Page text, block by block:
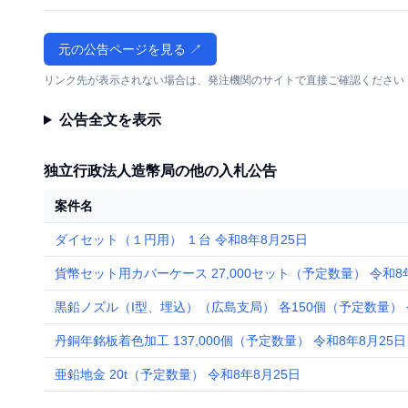
元の公告ページを見る ↗
リンク先が表示されない場合は、発注機関のサイトで直接ご確認ください
公告全文を表示
独立行政法人造幣局の他の入札公告
案件名
ダイセット（１円用） １台 令和8年8月25日
貨幣セット用カバーケース 27,000セット（予定数量） 令和8
黒鉛ノズル（I型、埋込）（広島支局） 各150個（予定数量）
丹銅年銘板着色加工 137,000個（予定数量） 令和8年8月25日
亜鉛地金 20t（予定数量） 令和8年8月25日